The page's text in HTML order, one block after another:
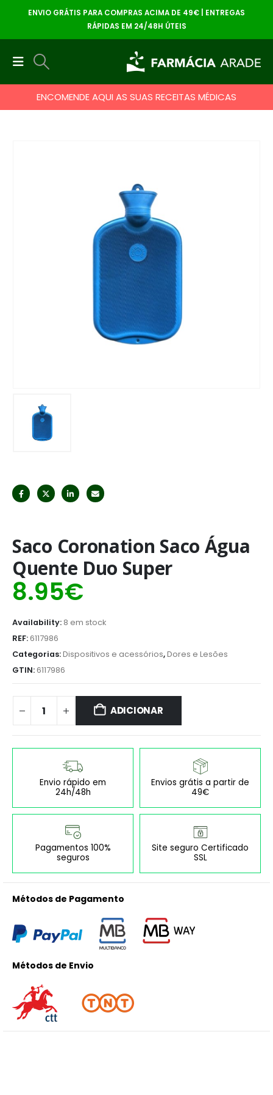
ENVIO GRÁTIS PARA COMPRAS ACIMA DE 49€ | ENTREGAS
RÁPIDAS EM 24/48H ÚTEIS
ENCOMENDE AQUI AS SUAS RECEITAS MÉDICAS
Saco Coronation Saco Água
Quente Duo Super
8.95€
Availability: 8 em stock
REF:6117986
Categorias:Dispositivos e acessórios,Dores e Lesões
GTIN:6117986
ADICIONAR
Envio rápido em
24h/48h
Envios grátis a partir de
49€
Pagamentos 100%
seguros
Site seguro Certificado
SSL
Métodos de Pagamento
Métodos de Envio